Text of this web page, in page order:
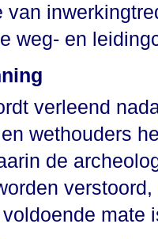
van
weg- en
verleend
wethouders
de
mate